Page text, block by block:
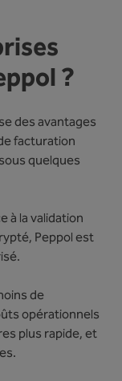
?
des avantages
facturation
quelques
à la validation
Peppol est
de
opérationnels
plus rapide, et